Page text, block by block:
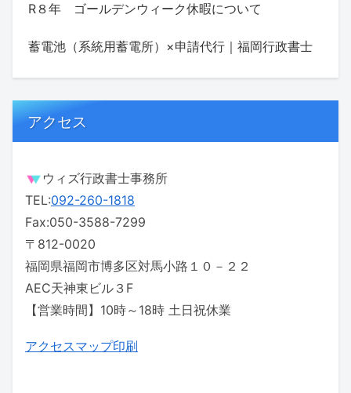
R８年 ゴールデンウィーク休暇について
蓄電池（系統用蓄電所）×申請代行｜福岡行政書士
アクセス
ウィズ行政書士事務所
TEL:092-260-1818
Fax:050-3588-7299
〒812-0020
福岡県福岡市博多区対馬小路１０－２２
AEC天神東ビル３F
【営業時間】10時～18時 土日祝休業
アクセスマップ印刷